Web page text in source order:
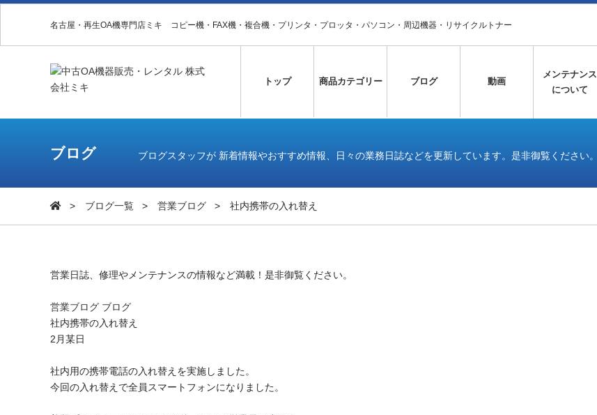
名古屋・再生OA機専門店ミキ コピー機・FAX機・複合機・プリンタ・プロッタ・パソコン・周辺機器・リサイクルトナー
トップ 商品カテゴリー ブログ 動画
メンテナンス
について
ブログ ブログスタッフが 新着情報やおすすめ情報、日々の業務日誌などを更新しています。是非御覧ください。
ブログ一覧 営業ブログ 社内携帯の入れ替え
営業日誌、修理やメンテナンスの情報など満載！是非御覧ください。
営業ブログ ブログ
社内携帯の入れ替え
2月某日
社内用の携帯電話の入れ替えを実施しました。
今回の入れ替えで全員スマートフォンになりました。